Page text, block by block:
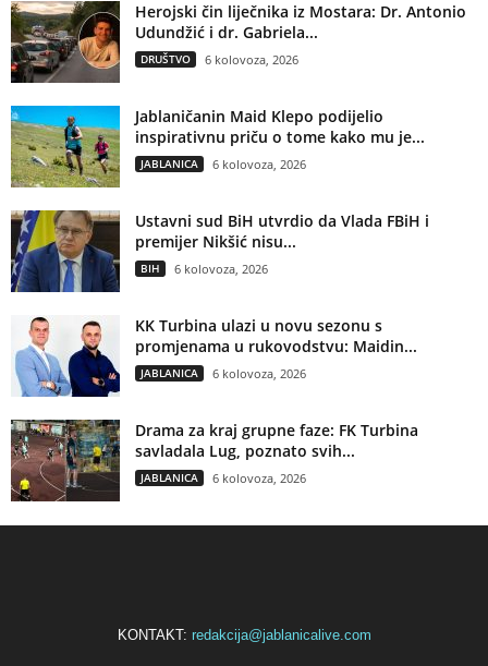
Herojski čin liječnika iz Mostara: Dr. Antonio
Udundžić i dr. Gabriela...
DRUŠTVO 6 kolovoza, 2026
Jablaničanin Maid Klepo podijelio
inspirativnu priču o tome kako mu je...
JABLANICA 6 kolovoza, 2026
Ustavni sud BiH utvrdio da Vlada FBiH i
premijer Nikšić nisu...
BIH 6 kolovoza, 2026
KK Turbina ulazi u novu sezonu s
promjenama u rukovodstvu: Maidin...
JABLANICA 6 kolovoza, 2026
Drama za kraj grupne faze: FK Turbina
savladala Lug, poznato svih...
JABLANICA 6 kolovoza, 2026
KONTAKT: redakcija@jablanicalive.com